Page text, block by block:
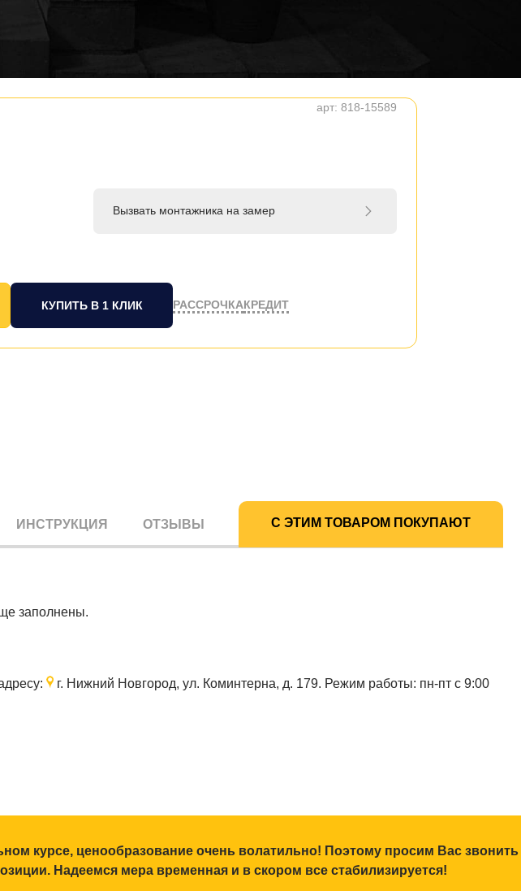
арт: 818-15589
Вызвать монтажника на замер
КУПИТЬ В 1 КЛИК РАССРОЧКАКРЕДИТ
ИНСТРУКЦИЯ ОТЗЫВЫ С ЭТИМ ТОВАРОМ ПОКУПАЮТ
заполнены.
г. Нижний Новгород, ул. Коминтерна, д. 179. Режим работы: пн-пт с 9:00
курсе, ценообразование очень волатильно! Поэтому просим Вас звонить
Надеемся мера временная и в скором все стабилизируется!